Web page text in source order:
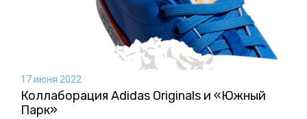
17 июня 2022
Коллаборация Аdidas Originals и «Южный
Парк»